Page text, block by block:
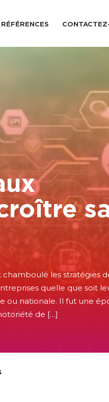
chamboulé les stratégies
quelle que soit
ou nationale. Il fut une
de […]